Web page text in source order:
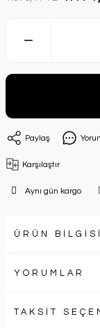
Paylaş
Karşılaştır
Aynı gün kargo
ÜRÜN BİLGİSİ
YORUMLAR
TAKSİT